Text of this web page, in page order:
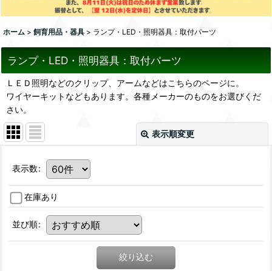
ホーム > 飼育用品・器具 > ランプ・LED・照明器具：取付パーツ
ランプ・LED・照明器具：取付パーツ
ＬＥＤ照明などのクリップ、アームなどはこちらのページに。
ワイヤーキットなどもあります。各種メーカーのものをお選びくだ
さい。
表示順変更
表示数:
在庫あり
並び順:
絞り込む